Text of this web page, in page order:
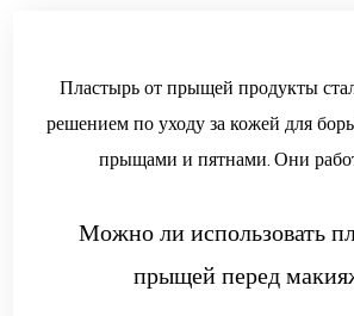
Пластырь от прыщей продукты
решением по уходу за кожей для
прыщами и пятнами. Они
Можно ли использовать
прыщей перед